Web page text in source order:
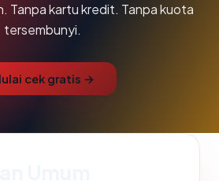
Tanpa kartu kredit. Tanpa kuota
tersembunyi.
cek gratis →